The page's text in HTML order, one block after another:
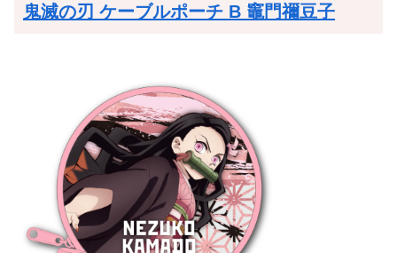
鬼滅の刃 ケーブルポーチ B 竈門禰豆子